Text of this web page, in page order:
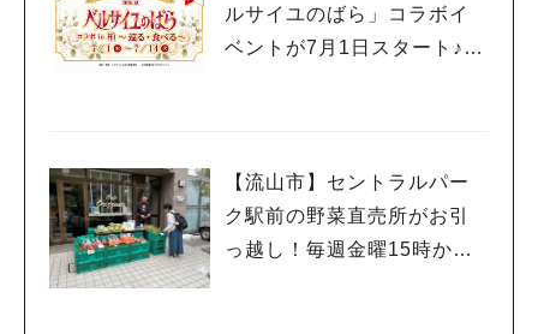
ルサイユのばら」コラボイ
ベントが7月1日スタート♪柏
【流山市】セントラルパー
ク駅前の野菜直売所がお引
っ越し！毎週金曜15時から